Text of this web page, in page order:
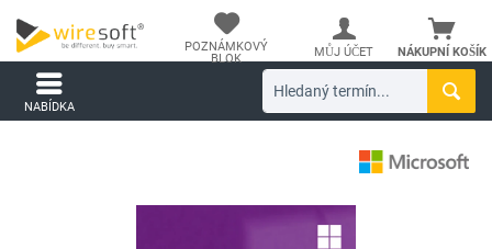
NÁKUPNÍ KOŠÍK
POZNÁMKOVÝ
BLOK
MŮJ ÚČET
NABÍDKA